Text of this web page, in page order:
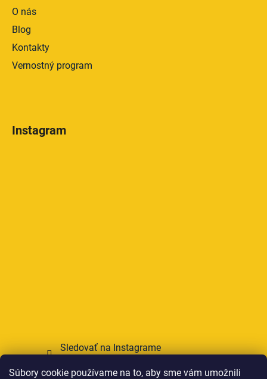
Súbory cookie používame na to, aby sme vám umožnili
O nás
Blog
Kontakty
Vernostný program
Instagram
Sledovať na Instagrame